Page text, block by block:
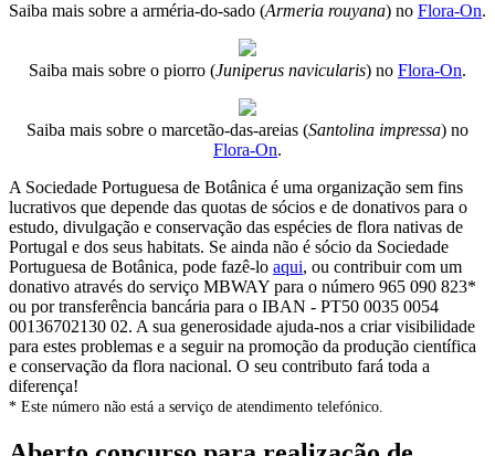
Saiba mais sobre a arméria-do-sado (Armeria rouyana) no Flora-On.
Saiba mais sobre o piorro (Juniperus navicularis) no Flora-On.
Saiba mais sobre o marcetão-das-areias (Santolina impressa) no
Flora-On.
A Sociedade Portuguesa de Botânica é uma organização sem fins
lucrativos que depende das quotas de sócios e de donativos para o
estudo, divulgação e conservação das espécies de flora nativas de
Portugal e dos seus habitats. Se ainda não é sócio da Sociedade
Portuguesa de Botânica, pode fazê-lo aqui, ou contribuir com um
donativo através do serviço MBWAY para o número 965 090 823*
ou por transferência bancária para o IBAN - PT50 0035 0054
00136702130 02. A sua generosidade ajuda-nos a criar visibilidade
para estes problemas e a seguir na promoção da produção científica
e conservação da flora nacional. O seu contributo fará toda a
diferença!
* Este número não está a serviço de atendimento telefónico.